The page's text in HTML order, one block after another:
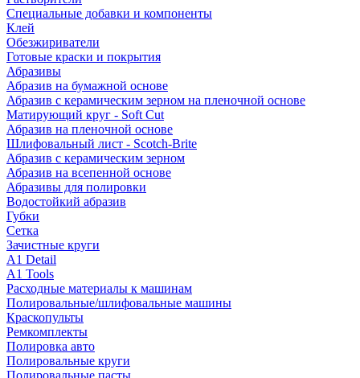
Специальные добавки и компоненты
Клей
Обезжириватели
Готовые краски и покрытия
Абразивы
Абразив на бумажной основе
Абразив с керамическим зерном на пленочной основе
Матирующий круг - Soft Cut
Абразив на пленочной основе
Шлифовальный лист - Scotch-Brite
Абразив с керамическим зерном
Абразив на всепенной основе
Абразивы для полировки
Водостойкий абразив
Губки
Сетка
Зачистные круги
A1 Detail
A1 Tools
Расходные материалы к машинам
Полировальные/шлифовальные машины
Краскопульты
Ремкомплекты
Полировка авто
Полировальные круги
Полировальные пасты